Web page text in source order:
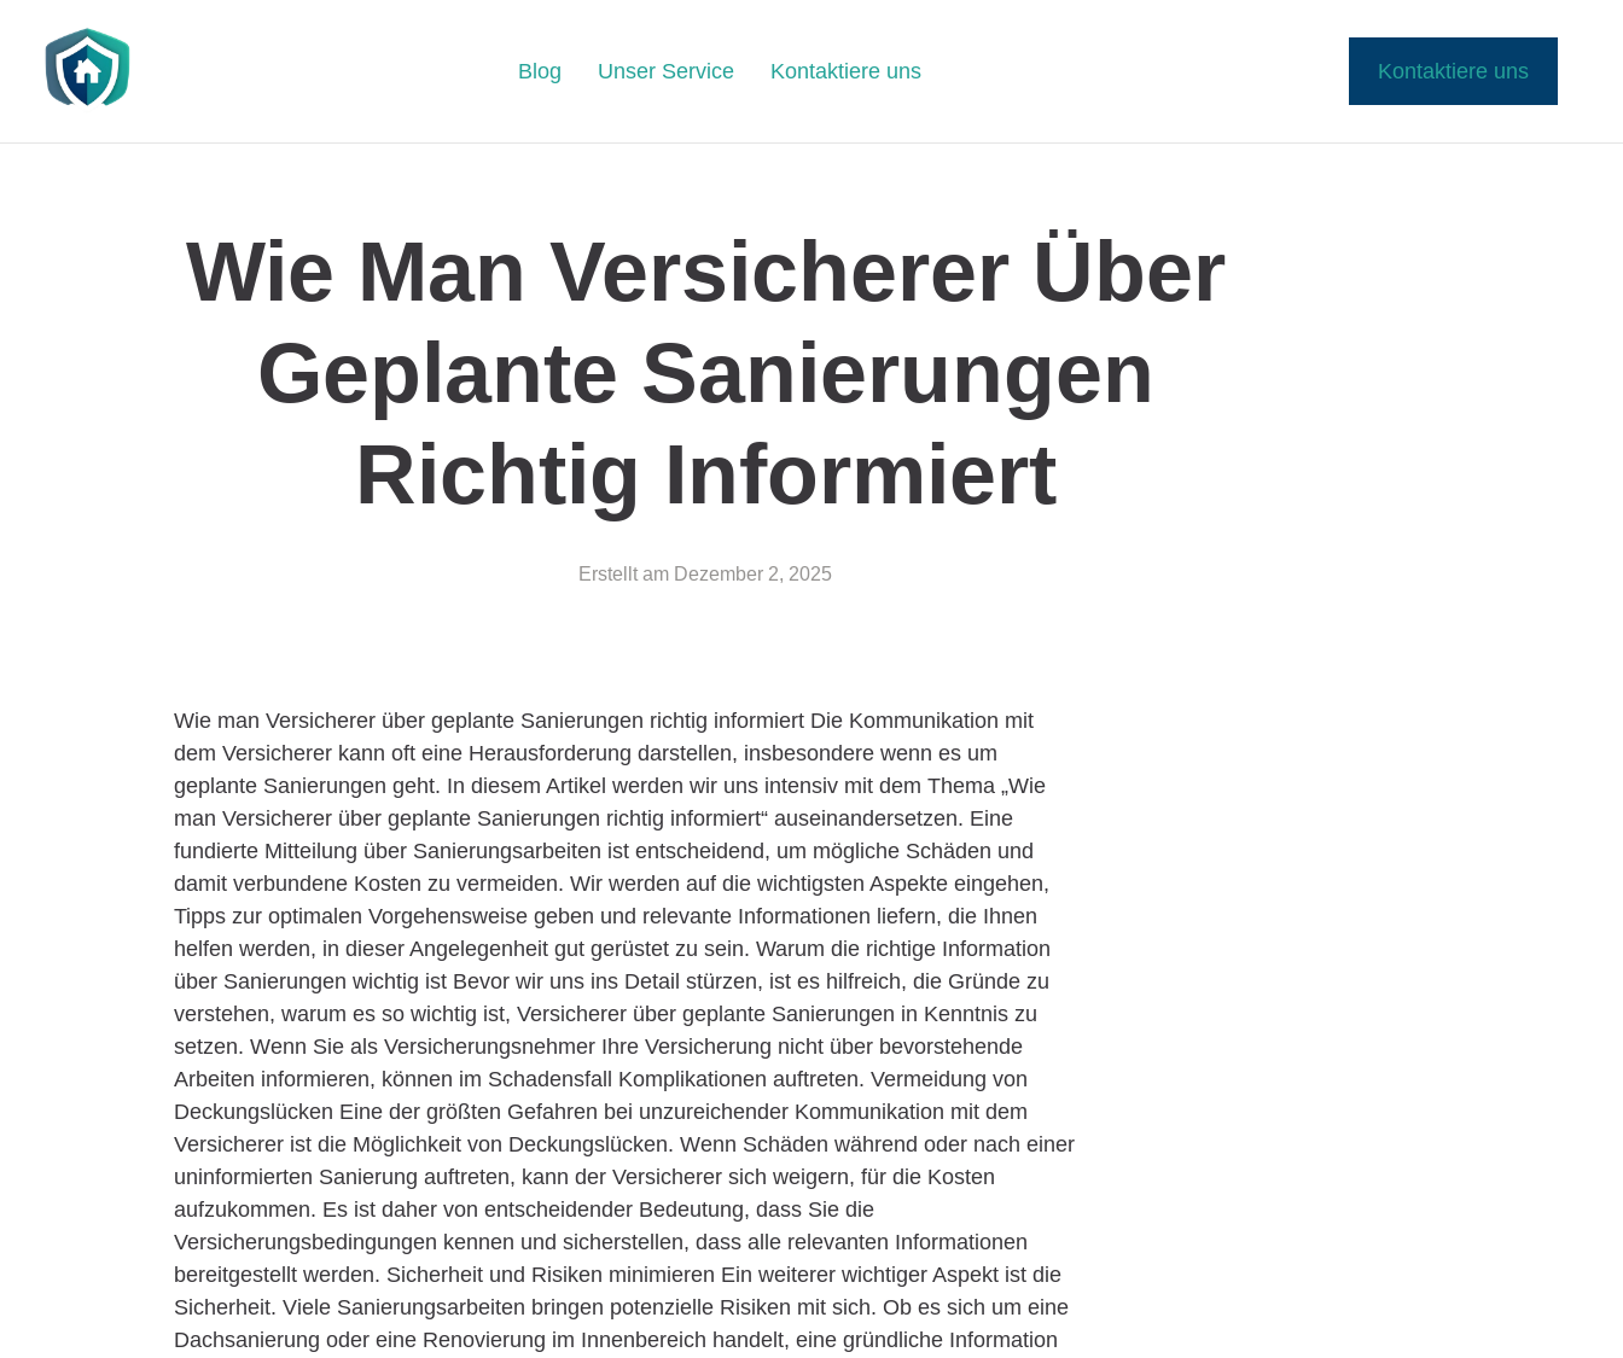
Blog Unser Service Kontaktiere uns Kontaktiere uns
Wie Man Versicherer Über
Geplante Sanierungen
Richtig Informiert
Erstellt am Dezember 2, 2025
Wie man Versicherer über geplante Sanierungen richtig informiert Die Kommunikation mit
dem Versicherer kann oft eine Herausforderung darstellen, insbesondere wenn es um
geplante Sanierungen geht. In diesem Artikel werden wir uns intensiv mit dem Thema „Wie
man Versicherer über geplante Sanierungen richtig informiert“ auseinandersetzen. Eine
fundierte Mitteilung über Sanierungsarbeiten ist entscheidend, um mögliche Schäden und
damit verbundene Kosten zu vermeiden. Wir werden auf die wichtigsten Aspekte eingehen,
Tipps zur optimalen Vorgehensweise geben und relevante Informationen liefern, die Ihnen
helfen werden, in dieser Angelegenheit gut gerüstet zu sein. Warum die richtige Information
über Sanierungen wichtig ist Bevor wir uns ins Detail stürzen, ist es hilfreich, die Gründe zu
verstehen, warum es so wichtig ist, Versicherer über geplante Sanierungen in Kenntnis zu
setzen. Wenn Sie als Versicherungsnehmer Ihre Versicherung nicht über bevorstehende
Arbeiten informieren, können im Schadensfall Komplikationen auftreten. Vermeidung von
Deckungslücken Eine der größten Gefahren bei unzureichender Kommunikation mit dem
Versicherer ist die Möglichkeit von Deckungslücken. Wenn Schäden während oder nach einer
uninformierten Sanierung auftreten, kann der Versicherer sich weigern, für die Kosten
aufzukommen. Es ist daher von entscheidender Bedeutung, dass Sie die
Versicherungsbedingungen kennen und sicherstellen, dass alle relevanten Informationen
bereitgestellt werden. Sicherheit und Risiken minimieren Ein weiterer wichtiger Aspekt ist die
Sicherheit. Viele Sanierungsarbeiten bringen potenzielle Risiken mit sich. Ob es sich um eine
Dachsanierung oder eine Renovierung im Innenbereich handelt, eine gründliche Information